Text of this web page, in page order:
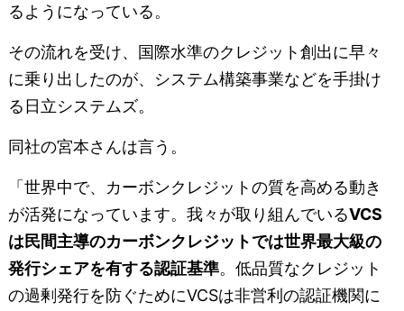
るようになっている。
その流れを受け、国際水準のクレジット創出に早々
に乗り出したのが、システム構築事業などを手掛け
る日立システムズ。
同社の宮本さんは言う。
「世界中で、カーボンクレジットの質を高める動き
が活発になっています。我々が取り組んでいるVCS
は民間主導のカーボンクレジットでは世界最大級の
発行シェアを有する認証基準。低品質なクレジット
の過剰発行を防ぐためにVCSは非営利の認証機関に